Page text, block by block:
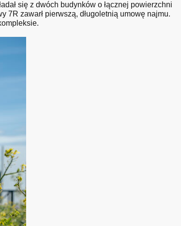
się z dwóch budynków o łącznej powierzchni
7R zawarł pierwszą, długoletnią umowę najmu.